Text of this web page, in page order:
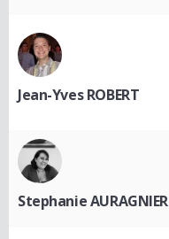
Jean-Yves ROBERT
Stephanie AURAGNIER